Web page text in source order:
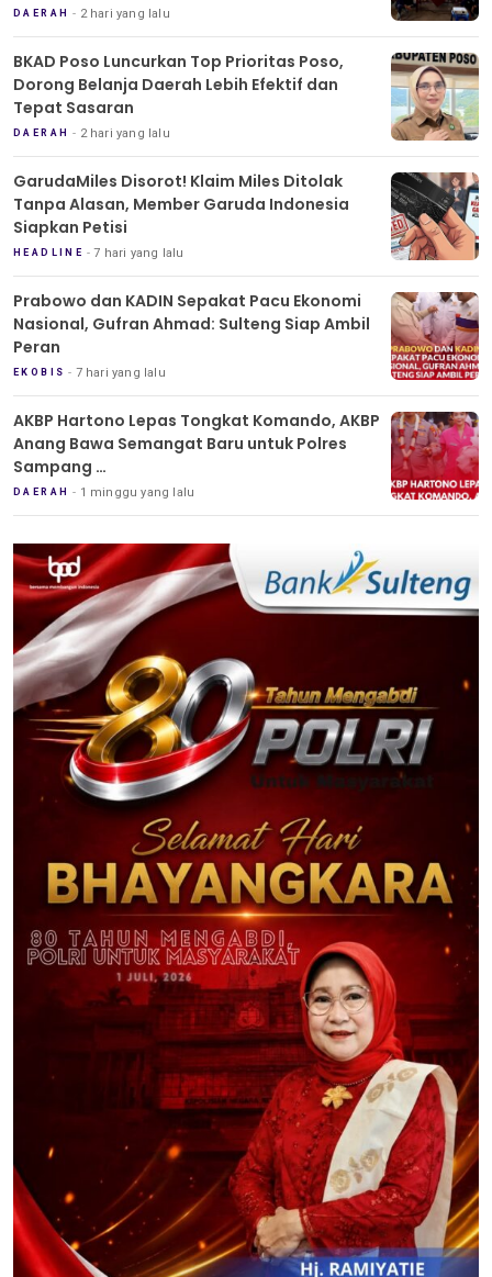
DAERAH 2 hari yang lalu
BKAD Poso Luncurkan Top Prioritas Poso,
Dorong Belanja Daerah Lebih Efektif dan
Tepat Sasaran
DAERAH 2 hari yang lalu
GarudaMiles Disorot! Klaim Miles Ditolak
Tanpa Alasan, Member Garuda Indonesia
Siapkan Petisi
HEADLINE 7 hari yang lalu
Prabowo dan KADIN Sepakat Pacu Ekonomi
Nasional, Gufran Ahmad: Sulteng Siap Ambil
Peran
EKOBIS 7 hari yang lalu
AKBP Hartono Lepas Tongkat Komando, AKBP
Anang Bawa Semangat Baru untuk Polres
Sampang
Tradisi Pedang Pora Iringi Sertijab Kapolres
Sampang
DAERAH 1 minggu yang lalu